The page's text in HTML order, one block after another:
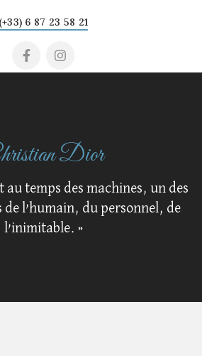
(+33) 6 87 23 58 21
Dior
au temps des machines, un des
de l’humain, du personnel, de
l’inimitable. »